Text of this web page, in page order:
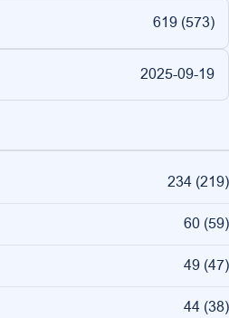
619 (573)
2025-09-19
234 (219)
60 (59)
49 (47)
44 (38)